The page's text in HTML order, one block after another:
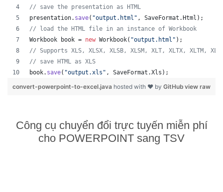
// save the presentation as HTML
presentation. save( "output.html" , SaveFormat . Html );
// load the HTML file in an instance of Workbook
Workbook
book = new Workbook( "output.html" );
// Supports XLS, XLSX, XLSB, XLSM, XLT, XLTX, XLTM,
// save HTML as XLS
book. save( "output.xls" , SaveFormat .Xls );
view raw
convert-powerpoint-to-excel.java hosted with ❤ by GitHub
Công cụ chuyển đổi trực tuyến miễn phí
cho POWERPOINT sang TSV